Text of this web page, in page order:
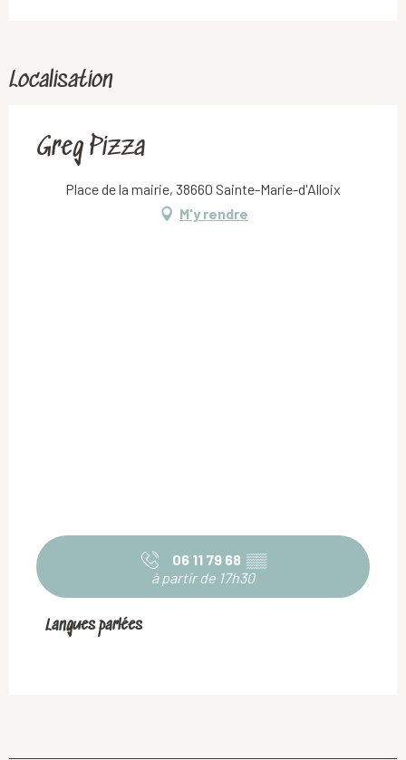
Localisation
Greg Pizza
Place de la mairie, 38660 Sainte-Marie-d'Alloix
M'y rendre
06 11 79 68 ▒▒
à partir de 17h30
Langues parlées
Langues parlées